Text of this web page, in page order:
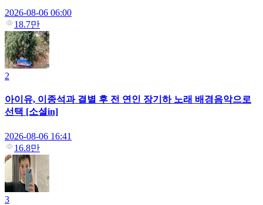
2026-08-06 06:00
18.7만
2
아이유, 이종석과 결별 후 전 연인 장기하 노래 배경음악으로
선택 [소셜in]
2026-08-06 16:41
16.8만
3